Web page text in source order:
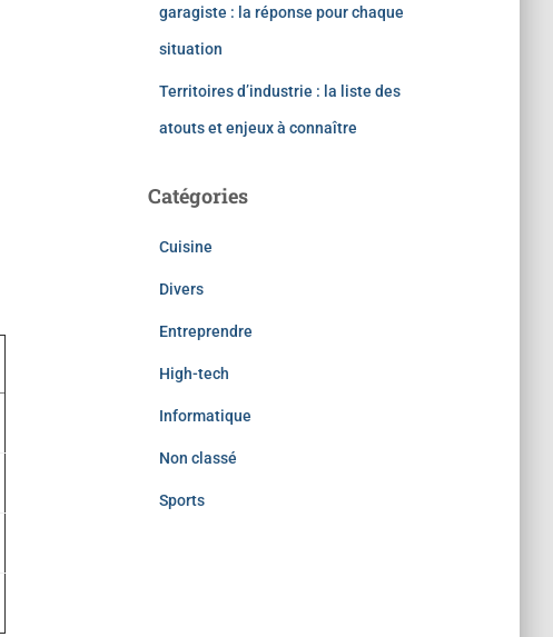
garagiste : la réponse pour chaque
situation
Territoires d’industrie : la liste des
atouts et enjeux à connaître
Catégories
Cuisine
Divers
Entreprendre
High-tech
Informatique
Non classé
Sports